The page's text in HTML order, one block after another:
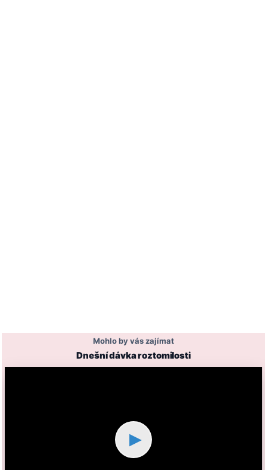
Mohlo by vás zajímat
Dnešní dávka roztomilosti
▶